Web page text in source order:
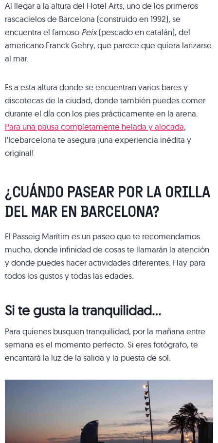
Al llegar a la altura del Hotel Arts, uno de los primeros
rascacielos de Barcelona (construido en 1992), se
encuentra el famoso Peix(pescado en catalán), del
americano Franck Gehry, que parece que quiera lanzarse
al mar.
Es a esta altura donde se encuentran varios bares y
discotecas de la ciudad, donde también puedes comer
durante el día con los pies prácticamente en la arena.
Para una pausa completamente helada y alocada,
l’Icebarcelona te asegura ¡una experiencia inédita y
original!
¿CUÁNDO PASEAR POR LA ORILLA
DEL MAR EN BARCELONA?
El Passeig Marítim es un paseo que te recomendamos
mucho, donde infinidad de cosas te llamarán la atención
y donde puedes hacer actividades diferentes. Hay para
todos los gustos y todas las edades.
Si te gusta la tranquilidad…
Para quienes busquen tranquilidad, por la mañana entre
semana es el momento perfecto. Si eres fotógrafo, te
encantará la luz de la salida y la puesta de sol.